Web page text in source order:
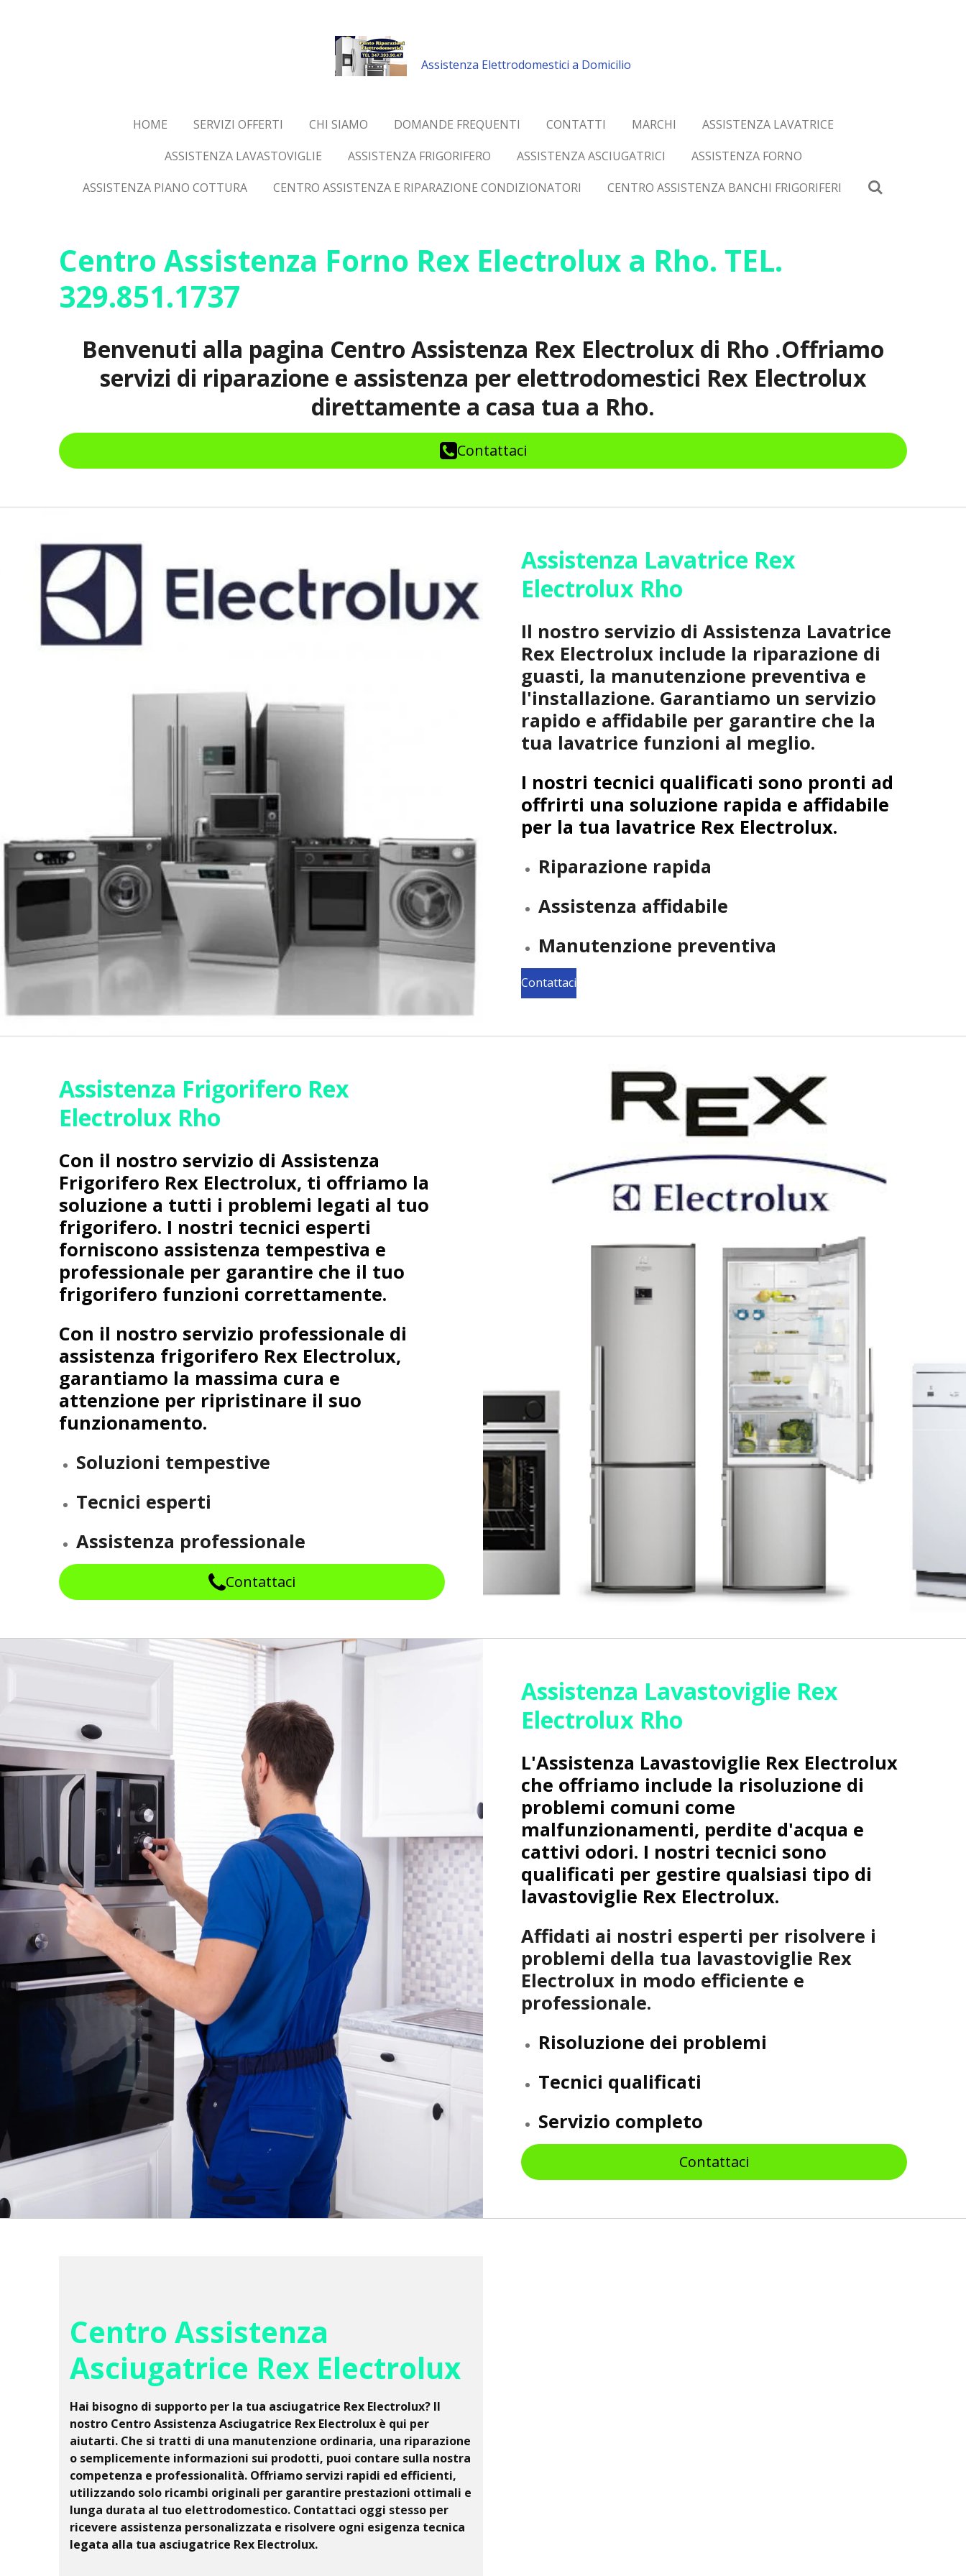
Assistenza Elettrodomestici a Domicilio
HOME SERVIZI OFFERTI CHI SIAMO DOMANDE FREQUENTI CONTATTI MARCHI
ASSISTENZA LAVATRICE
ASSISTENZA LAVASTOVIGLIE
ASSISTENZA FRIGORIFERO ASSISTENZA ASCIUGATRICI
ASSISTENZA FORNO
ASSISTENZA PIANO COTTURA
CENTRO ASSISTENZA E RIPARAZIONE CONDIZIONATORI CENTRO ASSISTENZA BANCHI FRIGORIFERI
Centro Assistenza Forno Rex Electrolux a Rho. TEL.
329.851.1737
Benvenuti alla pagina Centro Assistenza Rex Electrolux di Rho .Offriamo
servizi di riparazione e assistenza per elettrodomestici Rex Electrolux
direttamente a casa tua a Rho.
Contattaci
Assistenza Lavatrice Rex
Electrolux Rho
Il nostro servizio di Assistenza Lavatrice
Rex Electrolux include la riparazione di
guasti, la manutenzione preventiva e
l'installazione. Garantiamo un servizio
rapido e affidabile per garantire che la
tua lavatrice funzioni al meglio.
I nostri tecnici qualificati sono pronti ad
offrirti una soluzione rapida e affidabile
per la tua lavatrice Rex Electrolux.
Riparazione rapida
Assistenza affidabile
Manutenzione preventiva
Contattaci
Assistenza Frigorifero Rex
Electrolux Rho
Con il nostro servizio di Assistenza
Frigorifero Rex Electrolux, ti offriamo la
soluzione a tutti i problemi legati al tuo
frigorifero. I nostri tecnici esperti
forniscono assistenza tempestiva e
professionale per garantire che il tuo
frigorifero funzioni correttamente.
Con il nostro servizio professionale di
assistenza frigorifero Rex Electrolux,
garantiamo la massima cura e
attenzione per ripristinare il suo
funzionamento.
Soluzioni tempestive
Tecnici esperti
Assistenza professionale
Contattaci
Assistenza Lavastoviglie Rex
Electrolux Rho
L'Assistenza Lavastoviglie Rex Electrolux
che offriamo include la risoluzione di
problemi comuni come
malfunzionamenti, perdite d'acqua e
cattivi odori. I nostri tecnici sono
qualificati per gestire qualsiasi tipo di
lavastoviglie Rex Electrolux.
Affidati ai nostri esperti per risolvere i
problemi della tua lavastoviglie Rex
Electrolux in modo efficiente e
professionale.
Risoluzione dei problemi
Tecnici qualificati
Servizio completo
Contattaci
Centro Assistenza
Asciugatrice Rex Electrolux
Hai bisogno di supporto per la tua asciugatrice Rex Electrolux? Il
nostro Centro Assistenza Asciugatrice Rex Electrolux è qui per
aiutarti. Che si tratti di una manutenzione ordinaria, una riparazione
o semplicemente informazioni sui prodotti, puoi contare sulla nostra
competenza e professionalità. Offriamo servizi rapidi ed efficienti,
utilizzando solo ricambi originali per garantire prestazioni ottimali e
lunga durata al tuo elettrodomestico. Contattaci oggi stesso per
ricevere assistenza personalizzata e risolvere ogni esigenza tecnica
legata alla tua asciugatrice Rex Electrolux.